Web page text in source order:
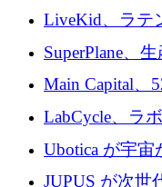
3,000 万ユー
LiveKid、ラテ
Aldea を買収
SuperPlane、
クフロー層に
Main Capital、
でエンタープ
LabCycle、ラ
ステムを商業
めに43万ポン
Ubotica が宇
リジェンスを
JUPUS が次世